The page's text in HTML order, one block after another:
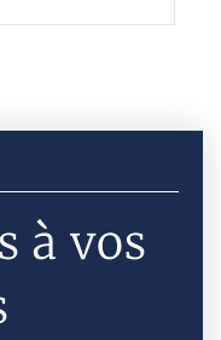
à vos